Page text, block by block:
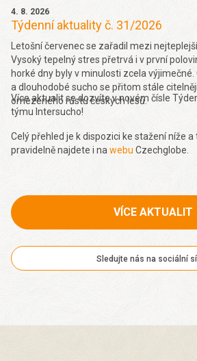
4. 8. 2026
Týdenní aktuality č. 31/2026
Letošní červenec se zařadil mezi
Vysoký tepelný stres přetrvá i v první
horké dny byly v minulosti zcela výjimečné.
a dlouhodobé sucho se přitom stále
omezeného růstu českých lesů.
Více aktualit se dozvíte v novém čísle
týmu Intersucho!
Celý přehled je k dispozici ke stažení níže
pravidelně najdete i na webu Czechglobe.
VÍCE AKTUALIT
Sledujte nás na sociální